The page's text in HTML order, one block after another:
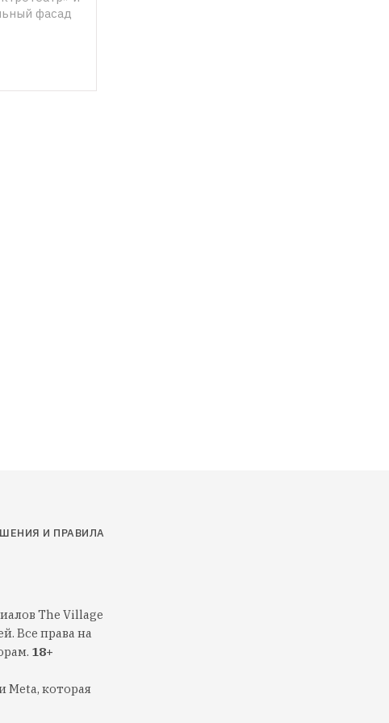
фасад
И ПРАВИЛА
The Village
Все права на
18+
которая